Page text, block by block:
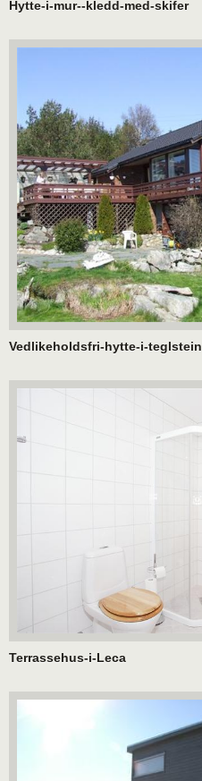
Hytte-i-mur--kledd-med-skifer
Vedlikeholdsfri-hytte-i-teglstein
Terrassehus-i-Leca